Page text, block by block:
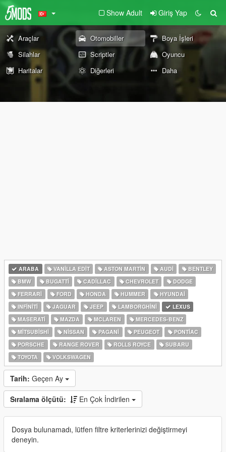
Show Adult Giriş Yap
Araçlar Otomobiller
Boya İşleri
Silahlar
Scriptler
Oyuncu
Haritalar
Diğerleri Daha
ARABA VANILLA EDIT ASTON MARTIN AUDI
BENTLEY
BMW
BUGATTI CADILLAC CHEVROLET
DODGE
FERRARI
FORD HONDA HUMMER
HYUNDAI
INFINITI
JAGUAR JEEP LAMBORGHINI
LEXUS
MASERATI
MAZDA MCLAREN
MERCEDES-BENZ
MITSUBISHI
NISSAN PAGANI PEUGEOT
PONTIAC
PORSCHE
RANGE ROVER ROLLS ROYCE
SUBARU
TOYOTA
VOLKSWAGEN
Tarih: Geçen Ay
Sıralama ölçütü: En Çok İndirilen
Dosya bulunamadı, lütfen filtre kriterlerinizi değiştirmeyi
deneyin.